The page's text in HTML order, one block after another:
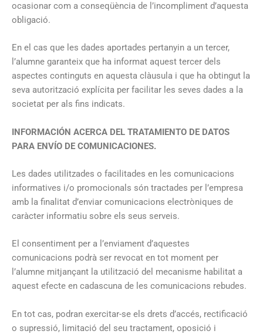
ocasionar com a conseqüència de l’incompliment d’aquesta
obligació.
En el cas que les dades aportades pertanyin a un tercer,
l’alumne garanteix que ha informat aquest tercer dels
aspectes continguts en aquesta clàusula i que ha obtingut la
seva autorització explícita per facilitar les seves dades a la
societat per als fins indicats.
INFORMACIÓN ACERCA DEL TRATAMIENTO DE DATOS
PARA ENVÍO DE COMUNICACIONES.
Les dades utilitzades o facilitades en les comunicacions
informatives i/o promocionals són tractades per l’empresa
amb la finalitat d’enviar comunicacions electròniques de
caràcter informatiu sobre els seus serveis.
El consentiment per a l’enviament d’aquestes
comunicacions podrà ser revocat en tot moment per
l’alumne mitjançant la utilització del mecanisme habilitat a
aquest efecte en cadascuna de les comunicacions rebudes.
En tot cas, podran exercitar-se els drets d’accés, rectificació
o supressió, limitació del seu tractament, oposició i